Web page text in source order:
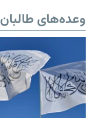
وعده‌های طالبان